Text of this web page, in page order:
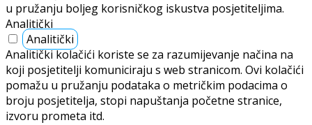
u pružanju boljeg korisničkog iskustva posjetiteljima.
Analitički
Analitički
Analitički kolačići koriste se za razumijevanje načina na
koji posjetitelji komuniciraju s web stranicom. Ovi kolačići
pomažu u pružanju podataka o metričkim podacima o
broju posjetitelja, stopi napuštanja početne stranice,
izvoru prometa itd.